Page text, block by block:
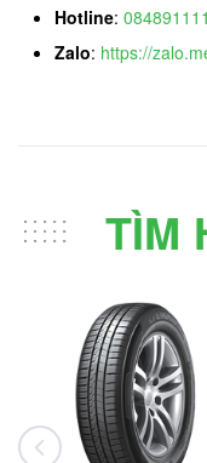
Hotline:
Zalo: https://
TÌM